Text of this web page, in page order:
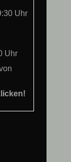
Uhr
Uhr